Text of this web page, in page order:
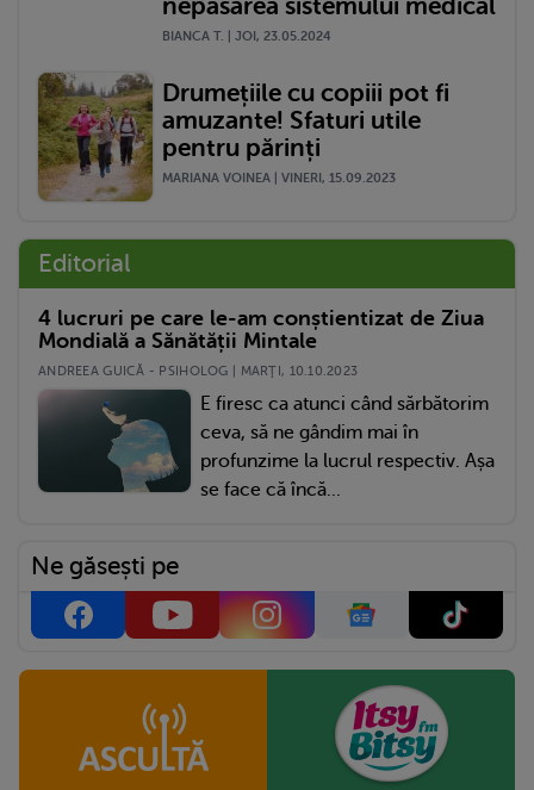
nepăsarea sistemului medical
BIANCA T. | JOI, 23.05.2024
Drumețiile cu copiii pot fi
amuzante! Sfaturi utile
pentru părinți
MARIANA VOINEA | VINERI, 15.09.2023
Editorial
4 lucruri pe care le-am conștientizat de Ziua
Mondială a Sănătății Mintale
ANDREEA GUICĂ - PSIHOLOG | MARŢI, 10.10.2023
E firesc ca atunci când sărbătorim
ceva, să ne gândim mai în
profunzime la lucrul respectiv. Așa
se face că încă...
Ne găsești pe